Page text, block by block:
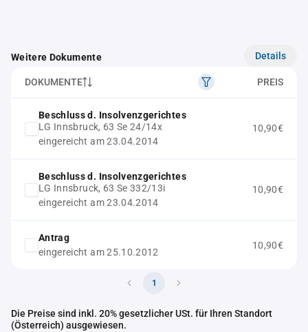
Weitere Dokumente Details
DOKUMENTE PREIS
Beschluss d. Insolvenzgerichtes
LG Innsbruck, 63 Se 24/14x
eingereicht am 23.04.2014
10,90€
Beschluss d. Insolvenzgerichtes
LG Innsbruck, 63 Se 332/13i
eingereicht am 23.04.2014
10,90€
Antrag
eingereicht am 25.10.2012
10,90€
1
Die Preise sind inkl. 20% gesetzlicher USt. für Ihren Standort
(Österreich) ausgewiesen.